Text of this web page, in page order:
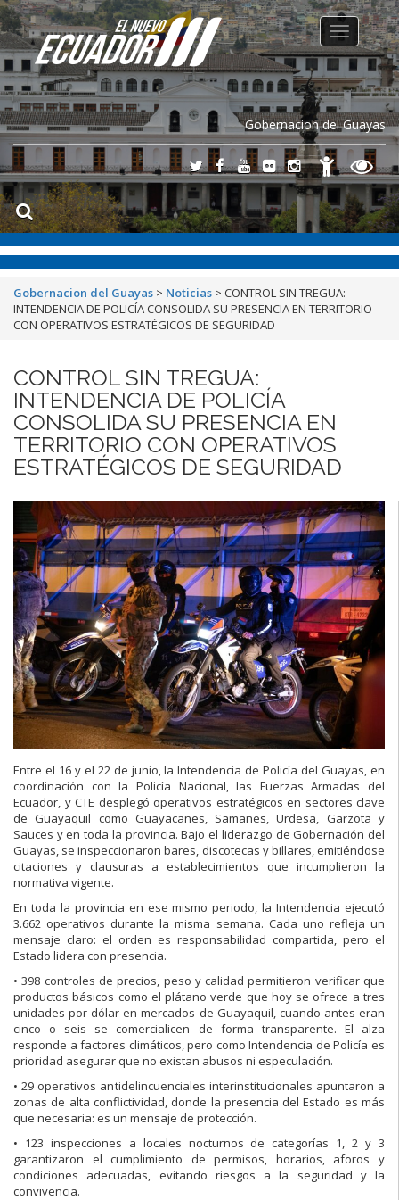
Gobernacion del Guayas
Toggle
navigation
Gobernacion del Guayas > Noticias > CONTROL SIN TREGUA:
INTENDENCIA DE POLICÍA CONSOLIDA SU PRESENCIA EN TERRITORIO
CON OPERATIVOS ESTRATÉGICOS DE SEGURIDAD
CONTROL SIN TREGUA:
INTENDENCIA DE POLICÍA
CONSOLIDA SU PRESENCIA EN
TERRITORIO CON OPERATIVOS
ESTRATÉGICOS DE SEGURIDAD
Entre el 16 y el 22 de junio, la Intendencia de Policía del Guayas, en
coordinación con la Policía Nacional, las Fuerzas Armadas del
Ecuador, y CTE desplegó operativos estratégicos en sectores clave
de Guayaquil como Guayacanes, Samanes, Urdesa, Garzota y
Sauces y en toda la provincia. Bajo el liderazgo de Gobernación del
Guayas, se inspeccionaron bares, discotecas y billares, emitiéndose
citaciones y clausuras a establecimientos que incumplieron la
normativa vigente.
En toda la provincia en ese mismo periodo, la Intendencia ejecutó
3.662 operativos durante la misma semana. Cada uno refleja un
mensaje claro: el orden es responsabilidad compartida, pero el
Estado lidera con presencia.
• 398 controles de precios, peso y calidad permitieron verificar que
productos básicos como el plátano verde que hoy se ofrece a tres
unidades por dólar en mercados de Guayaquil, cuando antes eran
cinco o seis se comercialicen de forma transparente. El alza
responde a factores climáticos, pero como Intendencia de Policía es
prioridad asegurar que no existan abusos ni especulación.
• 29 operativos antidelincuenciales interinstitucionales apuntaron a
zonas de alta conflictividad, donde la presencia del Estado es más
que necesaria: es un mensaje de protección.
• 123 inspecciones a locales nocturnos de categorías 1, 2 y 3
garantizaron el cumplimiento de permisos, horarios, aforos y
condiciones adecuadas, evitando riesgos a la seguridad y la
convivencia.